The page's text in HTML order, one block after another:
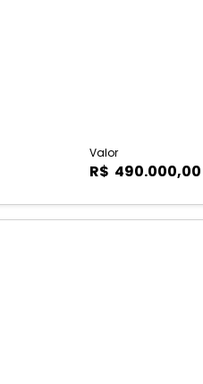
Valor
R$ 490.000,00